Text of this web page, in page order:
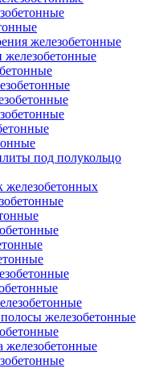
железобетонные
под полукольцо
железобетонных
железобетонные
железобетонные